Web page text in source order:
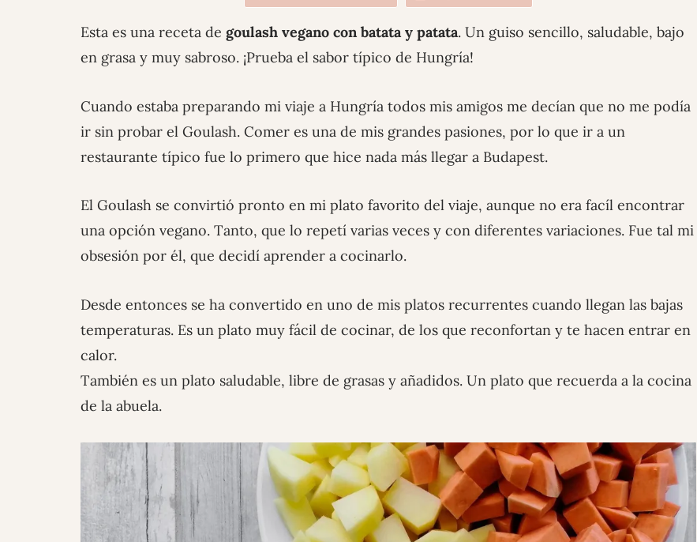
Esta es una receta de goulash vegano con batata y patata. Un guiso sencillo, saludable, bajo
en grasa y muy sabroso. ¡Prueba el sabor típico de Hungría!
Cuando estaba preparando mi viaje a Hungría todos mis amigos me decían que no me podía
ir sin probar el Goulash. Comer es una de mis grandes pasiones, por lo que ir a un
restaurante típico fue lo primero que hice nada más llegar a Budapest.
El Goulash se convirtió pronto en mi plato favorito del viaje, aunque no era facíl encontrar
una opción vegano. Tanto, que lo repetí varias veces y con diferentes variaciones. Fue tal mi
obsesión por él, que decidí aprender a cocinarlo.
Desde entonces se ha convertido en uno de mis platos recurrentes cuando llegan las bajas
temperaturas. Es un plato muy fácil de cocinar, de los que reconfortan y te hacen entrar en
calor.
También es un plato saludable, libre de grasas y añadidos. Un plato que recuerda a la cocina
de la abuela.